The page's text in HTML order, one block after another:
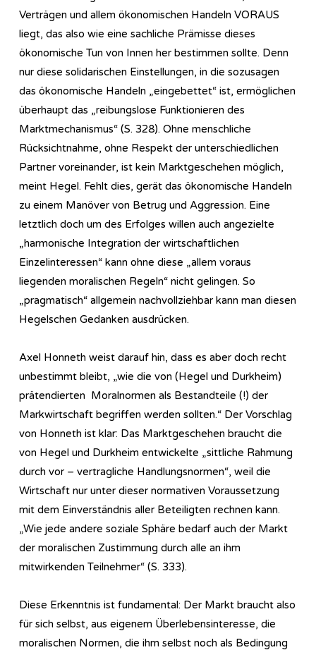
Verträgen und allem ökonomischen Handeln VORAUS
liegt, das also wie eine sachliche Prämisse dieses
ökonomische Tun von Innen her bestimmen sollte. Denn
nur diese solidarischen Einstellungen, in die sozusagen
das ökonomische Handeln „eingebettet“ ist, ermöglichen
überhaupt das „reibungslose Funktionieren des
Marktmechanismus“ (S. 328). Ohne menschliche
Rücksichtnahme, ohne Respekt der unterschiedlichen
Partner voreinander, ist kein Marktgeschehen möglich,
meint Hegel. Fehlt dies, gerät das ökonomische Handeln
zu einem Manöver von Betrug und Aggression. Eine
letztlich doch um des Erfolges willen auch angezielte
„harmonische Integration der wirtschaftlichen
Einzelinteressen“ kann ohne diese „allem voraus
liegenden moralischen Regeln“ nicht gelingen. So
„pragmatisch“ allgemein nachvollziehbar kann man diesen
Hegelschen Gedanken ausdrücken.
Axel Honneth weist darauf hin, dass es aber doch recht
unbestimmt bleibt, „wie die von (Hegel und Durkheim)
prätendierten Moralnormen als Bestandteile (!) der
Markwirtschaft begriffen werden sollten.“ Der Vorschlag
von Honneth ist klar: Das Marktgeschehen braucht die
von Hegel und Durkheim entwickelte „sittliche Rahmung
durch vor – vertragliche Handlungsnormen“, weil die
Wirtschaft nur unter dieser normativen Voraussetzung
mit dem Einverständnis aller Beteiligten rechnen kann.
„Wie jede andere soziale Sphäre bedarf auch der Markt
der moralischen Zustimmung durch alle an ihm
mitwirkenden Teilnehmer“ (S. 333).
Diese Erkenntnis ist fundamental: Der Markt braucht also
für sich selbst, aus eigenem Überlebensinteresse, die
moralischen Normen, die ihm selbst noch als Bedingung